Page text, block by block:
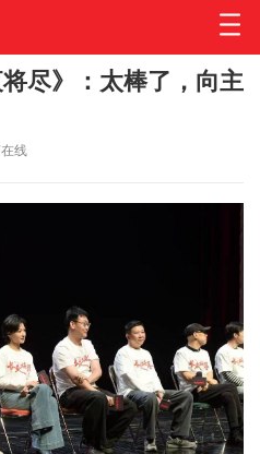
尽》：太棒了，向主
线